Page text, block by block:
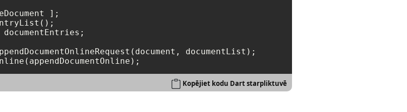
documentList);
Kopējiet kodu Dart starpliktuvē